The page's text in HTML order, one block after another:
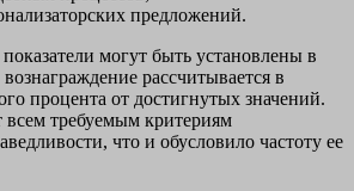
предложений.
могут быть установлены в
рассчитывается в
процента от достигнутых значений.
всем требуемым критериям
что и обусловило частоту ее